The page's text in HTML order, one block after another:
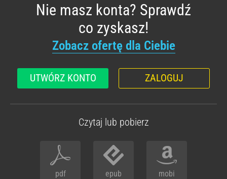
Nie masz konta? Sprawdź
co zyskasz!
Zobacz ofertę dla Ciebie
UTWÓRZ KONTO ZALOGUJ
Czytaj lub pobierz
pdf epub mobi